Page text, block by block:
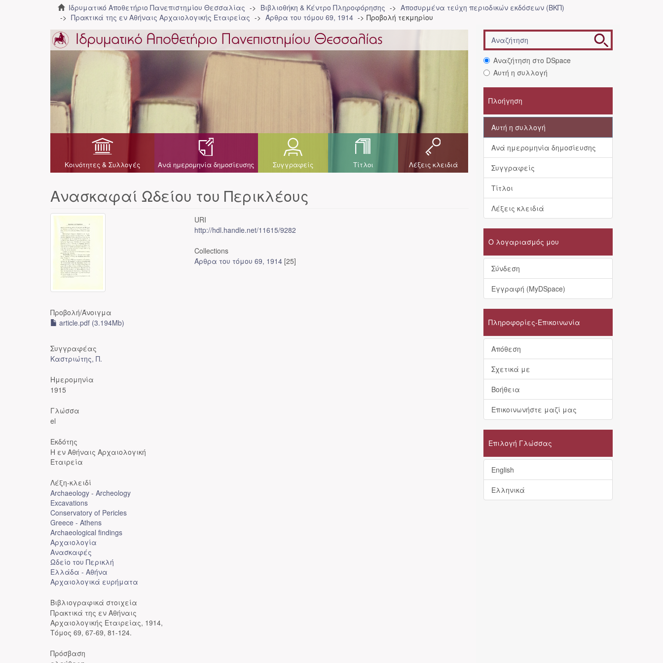
Ιδρυματικό Αποθετήριο Πανεπιστημίου Θεσσαλίας Βιβλιοθήκη & Κέντρο Πληροφόρησης
Αποσυρμένα τεύχη περιοδικών εκδόσεων (ΒΚΠ)
Πρακτικά της εν Αθήναις Αρχαιολογικής Εταιρείας
Άρθρα του τόμου 69, 1914 Προβολή τεκμηρίου
Κοινότητες & Συλλογές Ανά ημερομηνία δημοσίευσης Συγγραφείς Τίτλοι Λέξεις κλειδιά
Ανασκαφαί Ωδείου του Περικλέους
Προβολή/Άνοιγμα
article.pdf (3.194Mb)
Συγγραφέας
Καστριώτης, Π.
Ημερομηνία
1915
Γλώσσα
el
Εκδότης
Η εν Αθήναις Αρχαιολογική
Εταιρεία
Λέξη-κλειδί
Archaeology - Archeology
Excavations
Conservatory of Pericles
Greece - Athens
Archaeological findings
Αρχαιολογία
Ανασκαφές
Ωδείο του Περικλή
Ελλάδα - Αθήνα
Αρχαιολογικά ευρήματα
Βιβλιογραφικά στοιχεία
Πρακτικά της εν Αθήναις
Αρχαιολογικής Εταιρείας, 1914,
Τόμος 69, 67-69, 81-124.
Πρόσβαση
URI
http://hdl.handle.net/11615/9282
Collections
Άρθρα του τόμου 69, 1914 [25]
Αναζήτηση στο DSpace
Αυτή η συλλογή
Πλοήγηση
Αυτή η συλλογή
Ανά ημερομηνία δημοσίευσης
Συγγραφείς
Τίτλοι
Λέξεις κλειδιά
Ο λογαριασμός μου
Σύνδεση
Εγγραφή (MyDSpace)
Πληροφορίες-Επικοινωνία
Απόθεση
Σχετικά με
Βοήθεια
Επικοινωνήστε μαζί μας
Επιλογή Γλώσσας
English
Ελληνικά